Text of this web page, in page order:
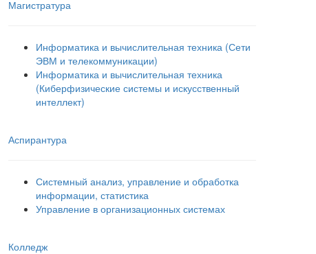
Магистратура
Информатика и вычислительная техника (Сети
ЭВМ и телекоммуникации)
Информатика и вычислительная техника
(Киберфизические системы и искусственный
интеллект)
Аспирантура
Системный анализ, управление и обработка
информации, статистика
Управление в организационных системах
Колледж